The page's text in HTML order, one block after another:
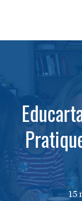
15